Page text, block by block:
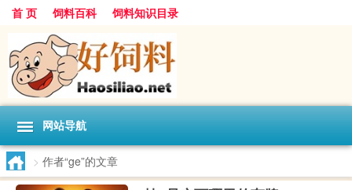
首 页 饲料百科 饲料知识目录
网站导航
> 作者“ge”的文章